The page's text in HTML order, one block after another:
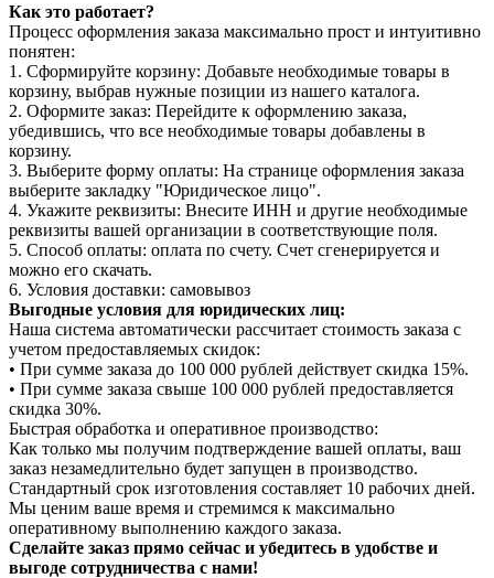
Как это работает?
Процесс оформления заказа максимально прост и интуитивно
понятен:
1. Сформируйте корзину: Добавьте необходимые товары в
корзину, выбрав нужные позиции из нашего каталога.
2. Оформите заказ: Перейдите к оформлению заказа,
убедившись, что все необходимые товары добавлены в
корзину.
3. Выберите форму оплаты: На странице оформления заказа
выберите закладку "Юридическое лицо".
4. Укажите реквизиты: Внесите ИНН и другие необходимые
реквизиты вашей организации в соответствующие поля.
5. Способ оплаты: оплата по счету. Счет сгенерируется и
можно его скачать.
6. Условия доставки: самовывоз
Выгодные условия для юридических лиц:
Наша система автоматически рассчитает стоимость заказа с
учетом предоставляемых скидок:
• При сумме заказа до 100 000 рублей действует скидка 15%.
• При сумме заказа свыше 100 000 рублей предоставляется
скидка 30%.
Быстрая обработка и оперативное производство:
Как только мы получим подтверждение вашей оплаты, ваш
заказ незамедлительно будет запущен в производство.
Стандартный срок изготовления составляет 10 рабочих дней.
Мы ценим ваше время и стремимся к максимально
оперативному выполнению каждого заказа.
Сделайте заказ прямо сейчас и убедитесь в удобстве и
выгоде сотрудничества с нами!